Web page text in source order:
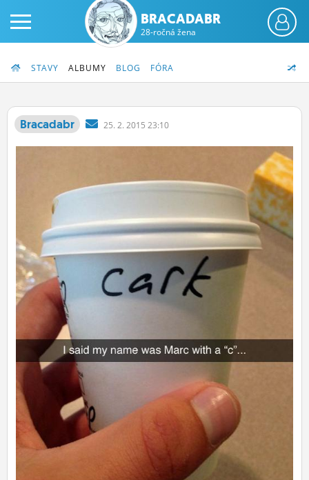
PRIHLÁS SA
ČINŽIAK
STATUSY
OBRÁZKY
ĽUDIA
MÔJ PROFIL
NASTAVENIA
ROLETA
BRACADABR
28-ročná žena
STAVY ALBUMY BLOG FÓRA
Bracadabr 25. 2. 2015 23:10